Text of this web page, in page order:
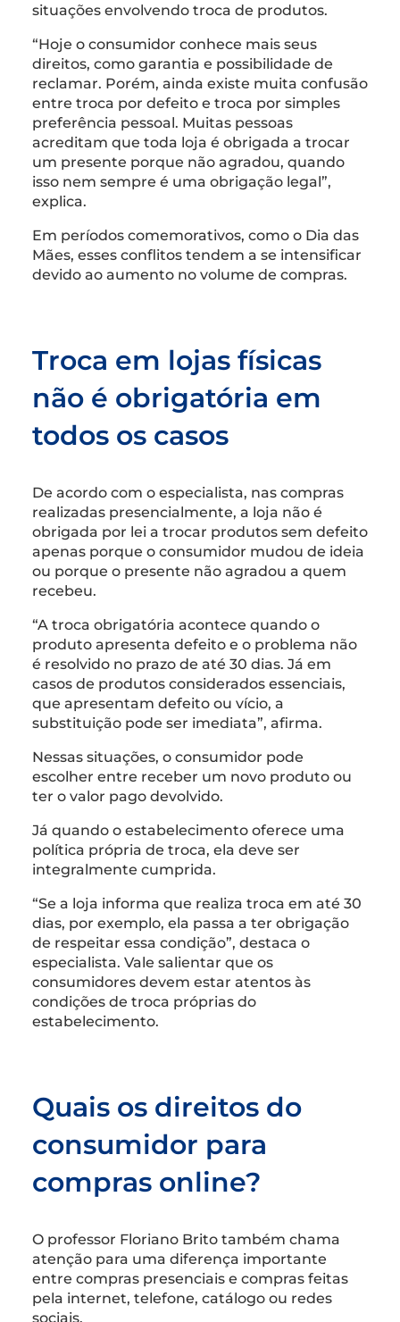
situações envolvendo troca de produtos.
“Hoje o consumidor conhece mais seus
direitos, como garantia e possibilidade de
reclamar. Porém, ainda existe muita confusão
entre troca por defeito e troca por simples
preferência pessoal. Muitas pessoas
acreditam que toda loja é obrigada a trocar
um presente porque não agradou, quando
isso nem sempre é uma obrigação legal”,
explica.
Em períodos comemorativos, como o Dia das
Mães, esses conflitos tendem a se intensificar
devido ao aumento no volume de compras.
Troca em lojas físicas
não é obrigatória em
todos os casos
De acordo com o especialista, nas compras
realizadas presencialmente, a loja não é
obrigada por lei a trocar produtos sem defeito
apenas porque o consumidor mudou de ideia
ou porque o presente não agradou a quem
recebeu.
“A troca obrigatória acontece quando o
produto apresenta defeito e o problema não
é resolvido no prazo de até 30 dias. Já em
casos de produtos considerados essenciais,
que apresentam defeito ou vício, a
substituição pode ser imediata”, afirma.
Nessas situações, o consumidor pode
escolher entre receber um novo produto ou
ter o valor pago devolvido.
Já quando o estabelecimento oferece uma
política própria de troca, ela deve ser
integralmente cumprida.
“Se a loja informa que realiza troca em até 30
dias, por exemplo, ela passa a ter obrigação
de respeitar essa condição”, destaca o
especialista. Vale salientar que os
consumidores devem estar atentos às
condições de troca próprias do
estabelecimento.
Quais os direitos do
consumidor para
compras online?
O professor Floriano Brito também chama
atenção para uma diferença importante
entre compras presenciais e compras feitas
pela internet, telefone, catálogo ou redes
sociais.